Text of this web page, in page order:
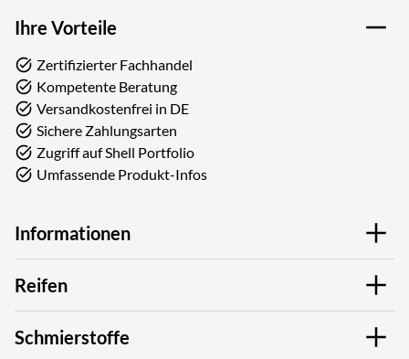
Ihre Vorteile
Zertifizierter Fachhandel
Kompetente Beratung
Versandkostenfrei in DE
Sichere Zahlungsarten
Zugriff auf Shell Portfolio
Umfassende Produkt-Infos
Informationen
Reifen
Schmierstoffe